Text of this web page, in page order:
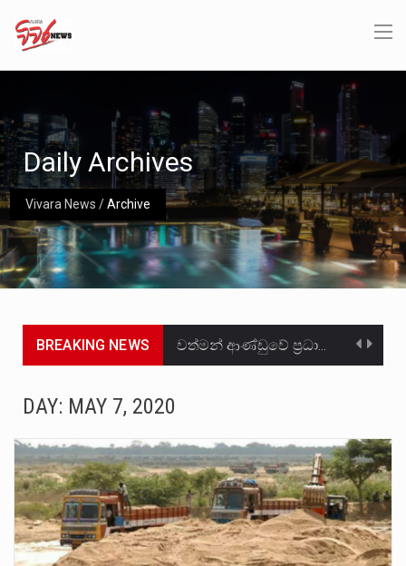
Vivara News /Archive
Daily Archives
BREAKING NEWS වත්මන් ආණ්ඩුවේ ප්‍රධාන පාර්ශවකරුවා වන ජනතා විමුක්ති පෙරමුණේ කාලයක පටන් තිබුණු ප්‍රධාන සටන් පාඨයක් වූවේ…
බන්ධනාගාර රැදවියන් 1,021 දෙනෙකු ඉකුත් වසර පහක කාලය තුලදී (2020 ජනවාරි 01 සිට 2025 දෙසැම්බර්…
මහර බන්ධනාගාරයේ අද ඇතිවූ සිද්ධියෙන් තුවාල ලැබූ බව කියන රැඳවියන් ගණන ඉහළ ගොස් තිබේ. ඒ…
අගෝස්තු මස දෙවන ඉරිදා ලිට් රූම් සූම් සංවාදය පැවැත්වෙන්නේ "කතා කරන මහ වැව" නම් නකතාවක්…
DAY: MAY 7, 2020